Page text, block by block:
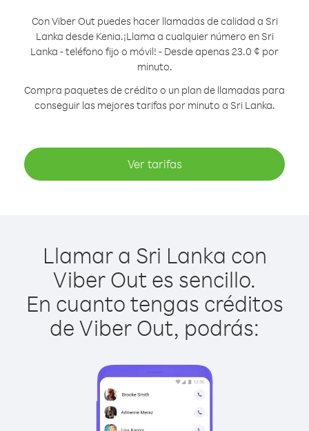
Con Viber Out puedes hacer llamadas de calidad a Sri
Lanka desde Kenia.¡Llama a cualquier número en Sri
Lanka - teléfono fijo o móvil! - Desde apenas 23.0 ¢ por
minuto.
Compra paquetes de crédito o un plan de llamadas para
conseguir las mejores tarifas por minuto a Sri Lanka.
Ver tarifas
Llamar a Sri Lanka con
Viber Out es sencillo.
En cuanto tengas créditos
de Viber Out, podrás: